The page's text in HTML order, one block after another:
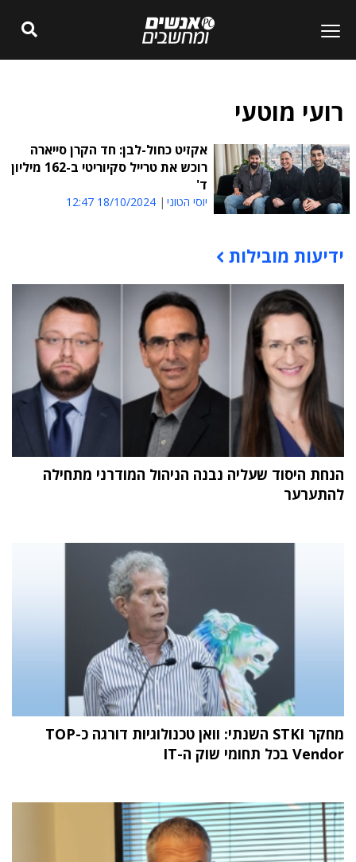
רועי מוטעי
אקזיט כחול-לבן: חד הקרן סייארה
רוכש את טרייל סקיוריטי ב-162 מיליון
ד'
יוסי הטוני 18/10/2024 12:47
תוכן פרסומי
ידיעות מובילות
הנחת היסוד שעליה נבנה הניהול המודרני מתחילה
להתערער
מחקר STKI השנתי: וואן טכנולוגיות דורגה כ-TOP
Vendor בכל תחומי שוק ה-IT